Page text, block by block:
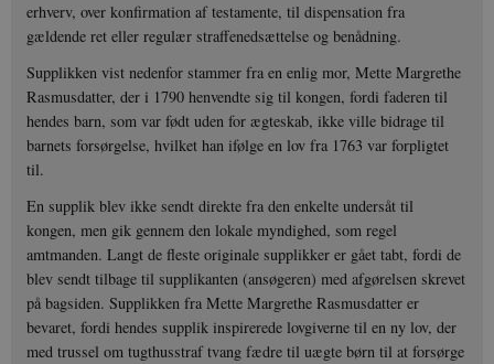
erhverv, over konfirmation af testamente, til dispensation fra
gældende ret eller regulær straffenedsættelse og benådning.
Supplikken vist nedenfor stammer fra en enlig mor, Mette Margrethe
Rasmusdatter, der i 1790 henvendte sig til kongen, fordi faderen til
hendes barn, som var født uden for ægteskab, ikke ville bidrage til
barnets forsørgelse, hvilket han ifølge en lov fra 1763 var forpligtet
til.
En supplik blev ikke sendt direkte fra den enkelte undersåt til
kongen, men gik gennem den lokale myndighed, som regel
amtmanden. Langt de fleste originale supplikker er gået tabt, fordi de
blev sendt tilbage til supplikanten (ansøgeren) med afgørelsen skrevet
på bagsiden. Supplikken fra Mette Margrethe Rasmusdatter er
bevaret, fordi hendes supplik inspirerede lovgiverne til en ny lov, der
med trussel om tugthusstraf tvang fædre til uægte børn til at forsørge